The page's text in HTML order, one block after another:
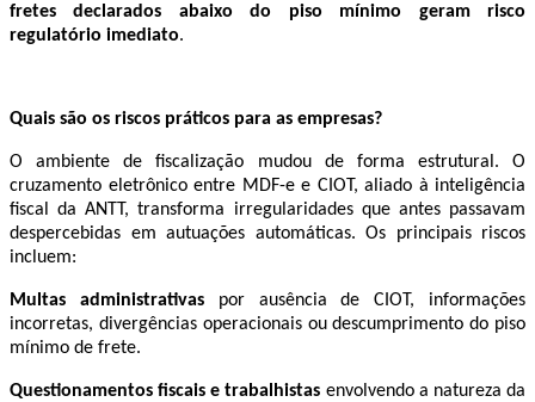
fretes declarados abaixo do piso mínimo geram risco
regulatório imediato.
Quais são os riscos práticos para as empresas?
O ambiente de fiscalização mudou de forma estrutural. O
cruzamento eletrônico entre MDF-e e CIOT, aliado à inteligência
fiscal da ANTT, transforma irregularidades que antes passavam
despercebidas em autuações automáticas. Os principais riscos
incluem:
Multas administrativaspor ausência de CIOT, informações
incorretas, divergências operacionais ou descumprimento do piso
mínimo de frete.
Questionamentos fiscais e trabalhistas envolvendo a natureza da